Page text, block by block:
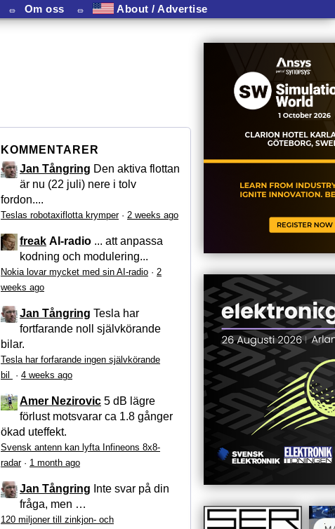
⏛ Om oss ⏛ About / Advertise
KOMMENTARER
Jan Tångring Den aktiva flottan
är nu (22 juli) nere i tolv
fordon....
Teslas robotaxiflotta krymper· 2 weeks ago
freak AI-radio ... att anpassa
kodning och modulering...
Nokia lovar mycket med sin AI-radio · 2
weeks ago
Jan Tångring Tesla har
fortfarande noll självkörande
bilar.
Tesla har forfarande ingen självkörande
bil
· 4 weeks ago
Amer Nezirovic 5 dB lägre
förlust motsvarar ca 1.8 gånger
ökad uteffekt.
Svensk antenn kan lyfta Infineons 8x8-
radar· 1 month ago
Jan Tångring Inte svar på din
fråga, men …
120 miljoner till zinkjon- och